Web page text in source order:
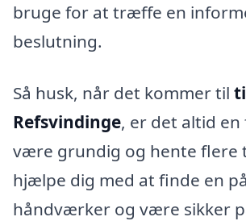
bruge for at træffe en
beslutning.
Så husk, når det kommer til
Refsvindinge, er det altid
være grundig og hente flere
hjælpe dig med at finde en
håndværker og være sikker